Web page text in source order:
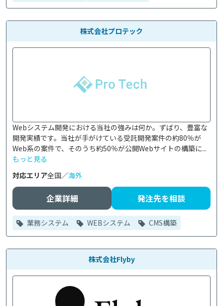
株式会社プロテック
Webシステム開発における当社の強みは何か。ずばり、豊富な
開発実績です。当社が手がけている受託開発案件の約80％が
Web系の案件で、そのうち約50％が公開Webサイトの構築に...
もっと見る
対応エリア全国／海外
企業詳細 発注先を相談
業務システム WEBシステム CMS構築
株式会社Flyby